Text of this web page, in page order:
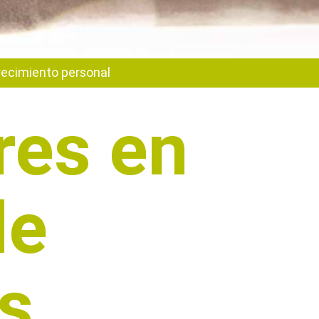
personal
en